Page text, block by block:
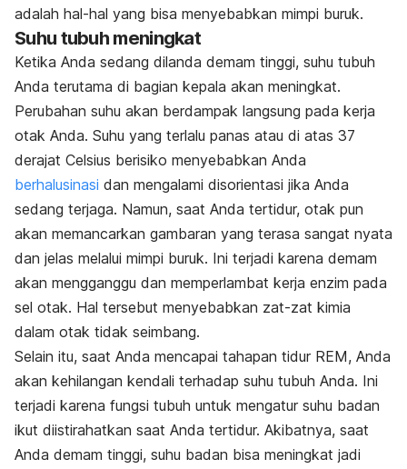
adalah hal-hal yang bisa menyebabkan mimpi buruk.
Suhu tubuh meningkat
Ketika Anda sedang dilanda demam tinggi, suhu tubuh
Anda terutama di bagian kepala akan meningkat.
Perubahan suhu akan berdampak langsung pada kerja
otak Anda. Suhu yang terlalu panas atau di atas 37
derajat Celsius berisiko menyebabkan Anda
berhalusinasi dan mengalami disorientasi jika Anda
sedang terjaga. Namun, saat Anda tertidur, otak pun
akan memancarkan gambaran yang terasa sangat nyata
dan jelas melalui mimpi buruk. Ini terjadi karena demam
akan mengganggu dan memperlambat kerja enzim pada
sel otak. Hal tersebut menyebabkan zat-zat kimia
dalam otak tidak seimbang.
Selain itu, saat Anda mencapai tahapan tidur REM, Anda
akan kehilangan kendali terhadap suhu tubuh Anda. Ini
terjadi karena fungsi tubuh untuk mengatur suhu badan
ikut diistirahatkan saat Anda tertidur. Akibatnya, saat
Anda demam tinggi, suhu badan bisa meningkat jadi